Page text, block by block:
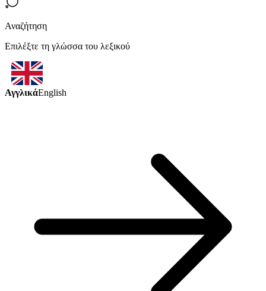
Αναζήτηση
Επιλέξτε τη γλώσσα του λεξικού
ΑγγλικάEnglish